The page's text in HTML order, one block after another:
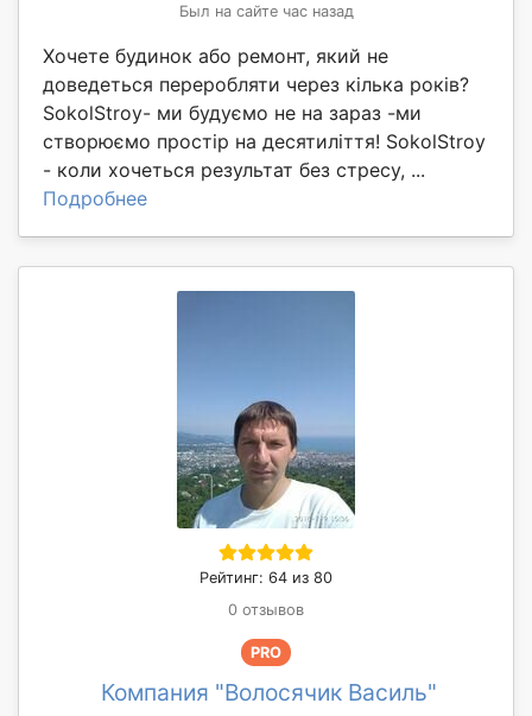
Был на сайте час назад
Хочете будинок або ремонт, який не
доведеться переробляти через кілька років?
SokolStroy- ми будуємо не на зараз -ми
створюємо простір на десятиліття! SokolStroy
- коли хочеться результат без стресу, ...
Подробнее
Рейтинг: 64 из 80
0 отзывов
PRO
Компания "Волосячик Василь"